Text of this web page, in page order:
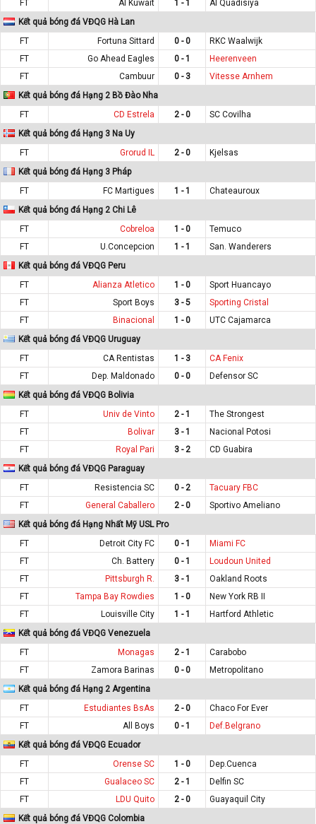
FT
Al Kuwait 1 - 1
Al Quadisiya
Kết quả bóng đá VĐQG Hà Lan
FT
Fortuna Sittard 0 - 0
RKC Waalwijk
FT
Go Ahead Eagles 0 - 1
Heerenveen
FT
Cambuur 0 - 3
Vitesse Arnhem
Kết quả bóng đá Hạng 2 Bồ Đào Nha
FT
CD Estrela 2 - 0
SC Covilha
Kết quả bóng đá Hạng 3 Na Uy
FT
Grorud IL 2 - 0
Kjelsas
Kết quả bóng đá Hạng 3 Pháp
FT
FC Martigues 1 - 1
Chateauroux
Kết quả bóng đá Hạng 2 Chi Lê
FT
Cobreloa 1 - 0
Temuco
FT
U.Concepcion 1 - 1
San. Wanderers
Kết quả bóng đá VĐQG Peru
FT
Alianza Atletico 1 - 0
Sport Huancayo
FT
Sport Boys 3 - 5
Sporting Cristal
FT
Binacional 1 - 0
UTC Cajamarca
Kết quả bóng đá VĐQG Uruguay
FT
CA Rentistas 1 - 3
CA Fenix
FT
Dep. Maldonado 0 - 0
Defensor SC
Kết quả bóng đá VĐQG Bolivia
FT
Univ de Vinto 2 - 1
The Strongest
FT
Bolivar 3 - 1
Nacional Potosi
FT
Royal Pari 3 - 2
CD Guabira
Kết quả bóng đá VĐQG Paraguay
FT
Resistencia SC 0 - 2
Tacuary FBC
FT
General Caballero 2 - 0
Sportivo Ameliano
Kết quả bóng đá Hạng Nhất Mỹ USL Pro
FT
Detroit City FC 0 - 1
Miami FC
FT
Ch. Battery 0 - 1
Loudoun United
FT
Pittsburgh R. 3 - 1
Oakland Roots
FT
Tampa Bay Rowdies 1 - 0
New York RB II
FT
Louisville City 1 - 1
Hartford Athletic
Kết quả bóng đá VĐQG Venezuela
FT
Monagas 2 - 1
Carabobo
FT
Zamora Barinas 0 - 0
Metropolitano
Kết quả bóng đá Hạng 2 Argentina
FT
Estudiantes BsAs 2 - 0
Chaco For Ever
FT
All Boys 0 - 1
Def.Belgrano
Kết quả bóng đá VĐQG Ecuador
FT
Orense SC 1 - 0
Dep.Cuenca
FT
Gualaceo SC 2 - 1
Delfin SC
FT
LDU Quito 2 - 0
Guayaquil City
Kết quả bóng đá VĐQG Colombia